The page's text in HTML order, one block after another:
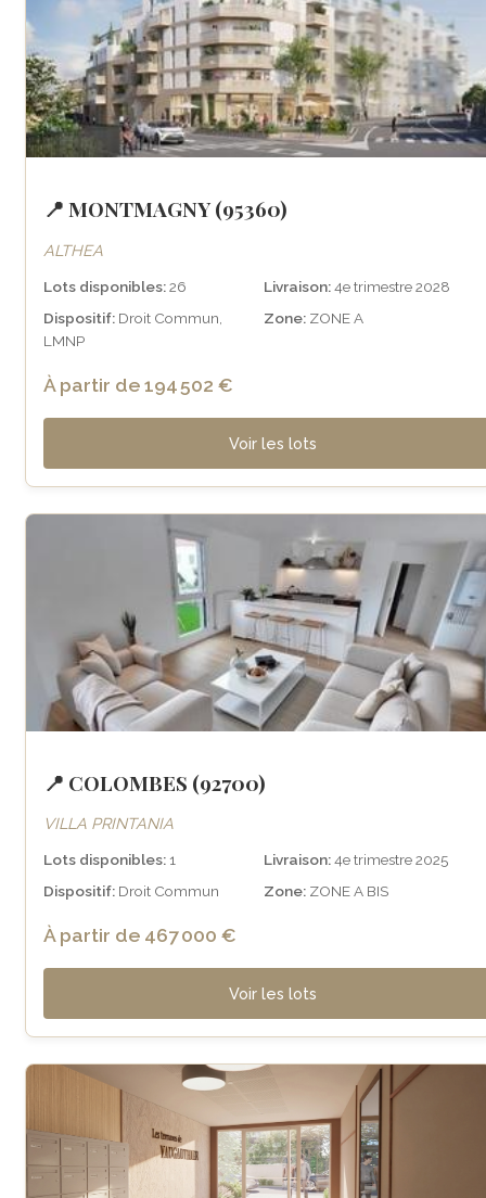
📍 MONTMAGNY (95360)
ALTHEA
Lots disponibles:26 Livraison:4e trimestre 2028
Dispositif: Droit Commun,
LMNP
Zone: ZONE A
À partir de 194 502 €
Voir les lots
📍 COLOMBES (92700)
VILLA PRINTANIA
Lots disponibles: 1 Livraison:4e trimestre 2025
Dispositif: Droit Commun Zone: ZONE A BIS
À partir de 467 000 €
Voir les lots